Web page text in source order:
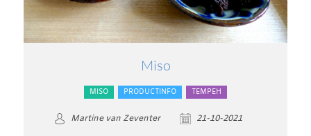
Miso
MISO PRODUCTINFO TEMPEH
Martine van Zeventer 21-10-2021